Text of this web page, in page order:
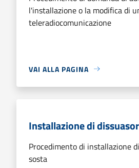
l'installazione o la modifica di
teleradiocomunicazione
VAI ALLA PAGINA
Installazione di
Procedimento di installazione
sosta